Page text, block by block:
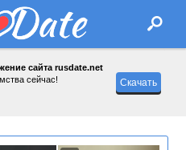
сайта rusdate.net
сейчас!
Скачать